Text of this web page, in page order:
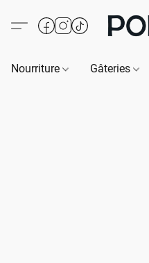
Nourriture Gâteries